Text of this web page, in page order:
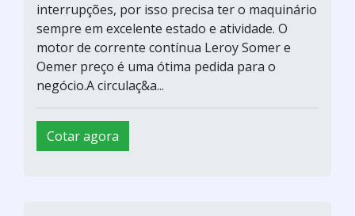
interrupções, por isso precisa ter o maquinário
sempre em excelente estado e atividade. O
motor de corrente contínua Leroy Somer e
Oemer preço é uma ótima pedida para o
negócio.A circulaç&a...
Cotar agora